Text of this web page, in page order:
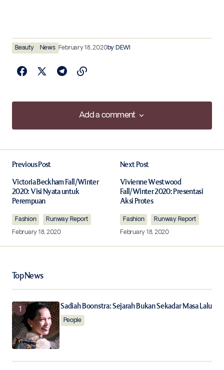
Beauty News February 18, 2020by DEWI
Add a comment
Add a comment
Required fields are marked*
Your Name
Your E-mail*
Save my name, email, and website in this browser for
the next time I comment.
Previous Post
Victoria Beckham Fall/Winter
2020: Visi Nyata untuk
Perempuan
Fashion
Runway Report
February 18, 2020
Next Post
Vivienne Westwood
Fall/Winter 2020: Presentasi
Aksi Protes
Fashion
Runway Report
February 18, 2020
Top News
Sadiah Boonstra: Sejarah Bukan Sekadar Masa Lalu
People